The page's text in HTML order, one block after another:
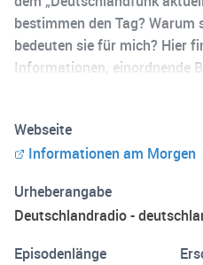
bestimmen den Tag?
bedeuten sie für mich? Hier
Informationen, einordnende
Wirtschaftsberichte.
Webseite
Informationen am Morgen
Urheberangabe
Deutschlandradio -
Episodenlänge